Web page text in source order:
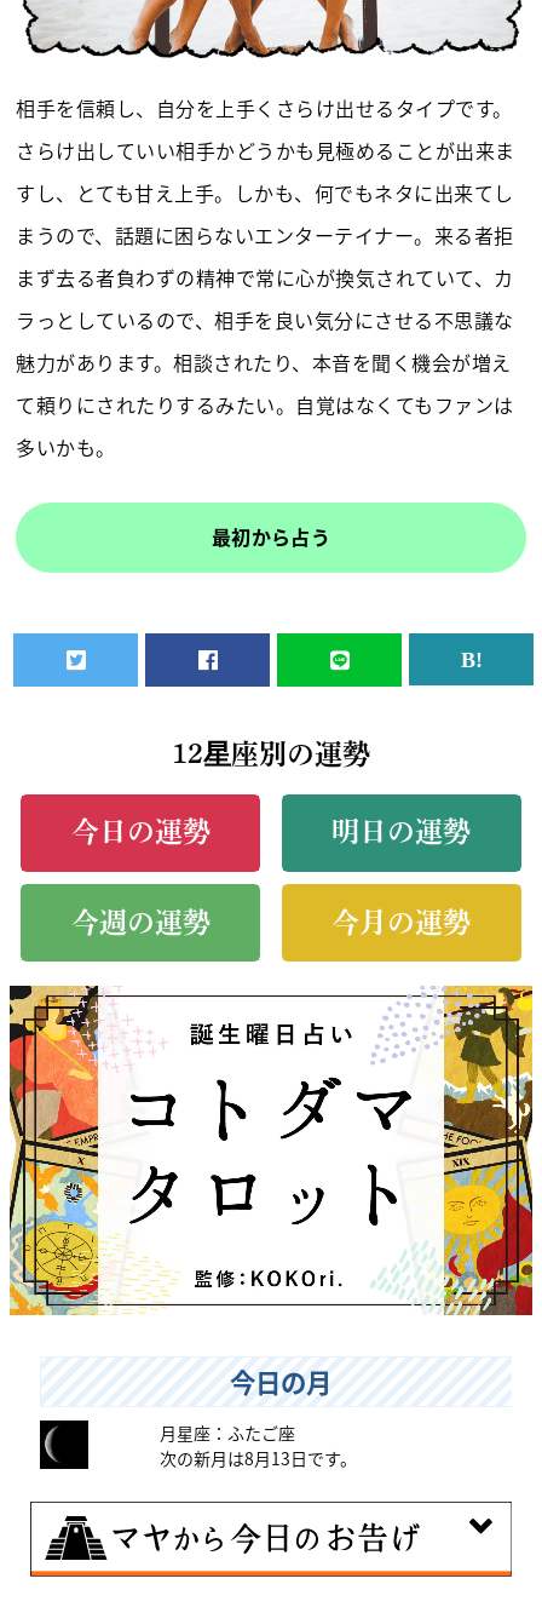
相手を信頼し、自分を上手くさらけ出せるタイプです。
さらけ出していい相手かどうかも見極めることが出来ま
すし、とても甘え上手。しかも、何でもネタに出来てし
まうので、話題に困らないエンターテイナー。来る者拒
まず去る者負わずの精神で常に心が換気されていて、カ
ラっとしているので、相手を良い気分にさせる不思議な
魅力があります。相談されたり、本音を聞く機会が増え
て頼りにされたりするみたい。自覚はなくてもファンは
多いかも。
最初から占う
12星座別の運勢
今日の運勢 明日の運勢
今週の運勢 今月の運勢
今日の月
月星座：ふたご座
次の新月は8月13日です。